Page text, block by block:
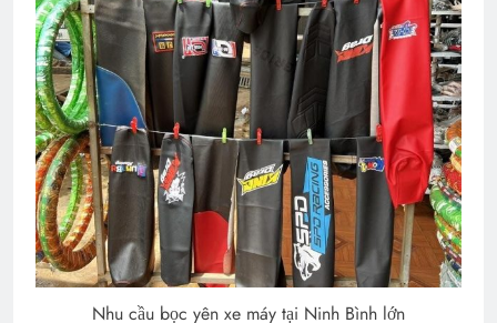
Nhu cầu bọc yên xe máy tại Ninh Bình lớn